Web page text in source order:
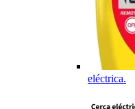
eléctrica.